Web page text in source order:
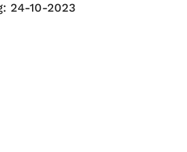
24-10-2023